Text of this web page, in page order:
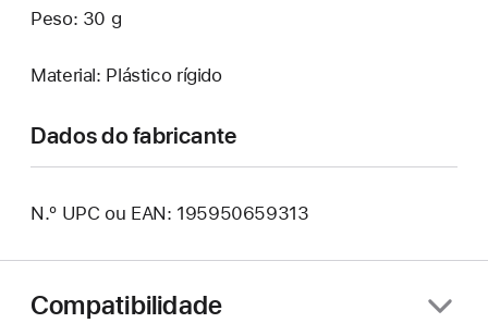
Peso: 30 g
Material: Plástico rígido
Dados do fabricante
N.º UPC ou EAN: 195950659313
Compatibilidade